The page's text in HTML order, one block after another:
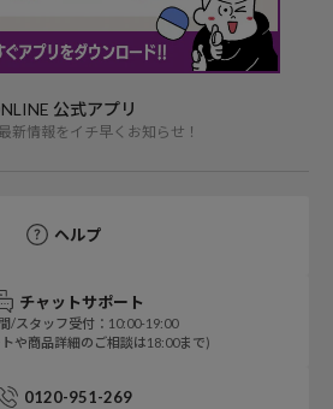
公式アプリ
新情報をイチ早くお知らせ！
ヘルプ
チャットサポート
/スタッフ受付：10:00-19:00
や商品詳細のご相談は18:00まで)
0120-951-269